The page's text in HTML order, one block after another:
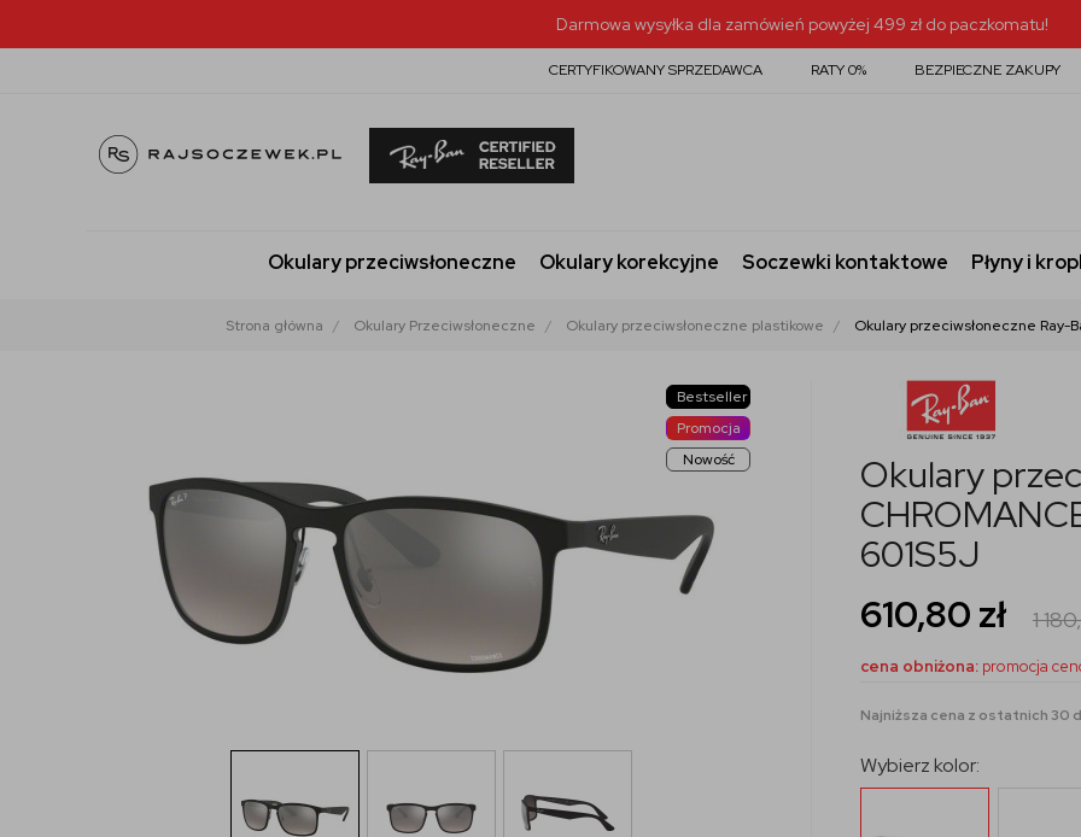
Darmowa wysyłka dla zamówień powyżej 499 zł do paczkomatu!
CERTYFIKOWANY SPRZEDAWCA RATY 0% BEZPIECZNE ZAKUPY
Okulary przeciwsłoneczne Okulary korekcyjne Soczewki kontaktowe Płyny i
Strona główna Okulary Przeciwsłoneczne Okulary przeciwsłoneczne plastikowe Okulary przeciwsłoneczne Ray-
Bestseller
Promocja
Nowość
Okulary
601S5J
610,80 zł 1
cena obniżona: promocja
Najniższa cena z ostatnich 30
Wybierz kolor: